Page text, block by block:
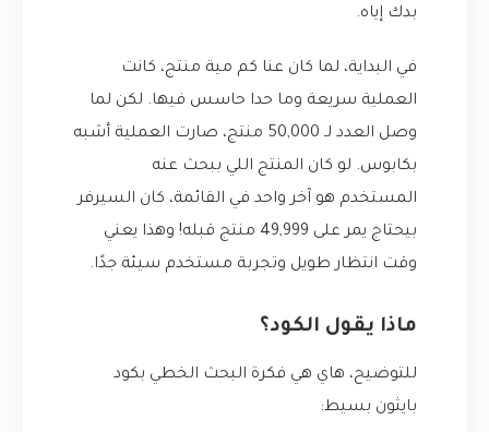
بدك إياه.
في البداية، لما كان عنا كم مية منتج، كانت
العملية سريعة وما حدا حاسس فيها. لكن لما
وصل العدد لـ 50,000 منتج، صارت العملية أشبه
بكابوس. لو كان المنتج اللي ببحث عنه
المستخدم هو آخر واحد في القائمة، كان السيرفر
بيحتاج يمر على 49,999 منتج قبله! وهذا يعني
وقت انتظار طويل وتجربة مستخدم سيئة جدًا.
ماذا يقول الكود؟
للتوضيح، هاي هي فكرة البحث الخطي بكود
بايثون بسيط: